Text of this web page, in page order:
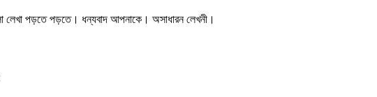
লেখা পড়তে পড়তে। ধন্যবাদ আপনাকে। অসাধারন লেখনী।